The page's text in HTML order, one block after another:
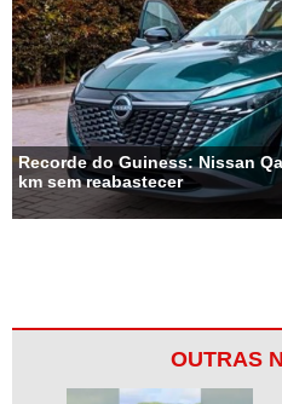
Recorde do Guiness: Nissan
km sem reabastecer
OUTRAS